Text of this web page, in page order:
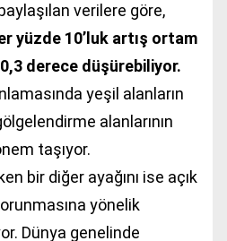
verilere göre,
yüzde 10’luk artış ortam
0,3 derece düşürebiliyor.
yeşil alanların
alanlarının
taşıyor.
bir diğer ayağını ise açık
yönelik
Dünya genelinde